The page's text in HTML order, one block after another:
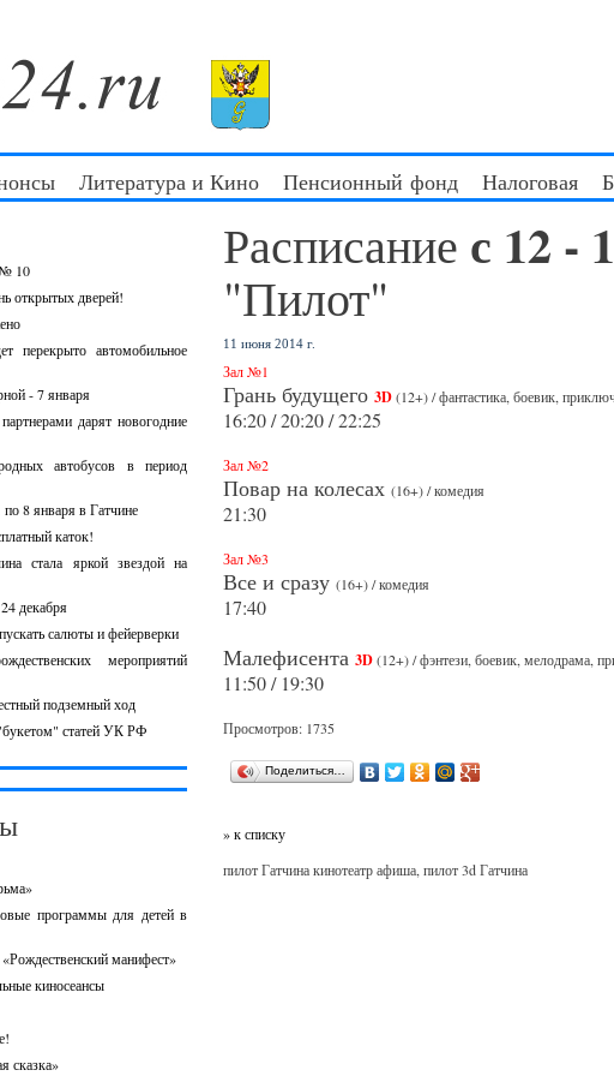
Литература и Кино Пенсионный фонд Налоговая
№ 10
открытых дверей!
перекрыто автомобильное
- 7 января
дарят новогодние
автобусов в период
8 января в Гатчине
каток!
стала яркой звездой на
декабря
салюты и фейерверки
мероприятий
подземный ход
статей УК РФ
программы для детей в
манифест»
киносеансы
сказка»
Расписание с 12 -
"Пилот"
11 июня 2014 г.
Зал №1
Грань будущего3D(12+) / фантастика, боевик,
16:20 / 20:20 / 22:25
Зал №2
Повар на колесах(16+) / комедия
21:30
Зал №3
Все и сразу(16+) / комедия
17:40
Малефисента3D(12+) / фэнтези, боевик, мелодрама,
11:50 / 19:30
Просмотров: 1735
Поделиться…
» к списку
пилот Гатчина кинотеатр афиша, пилот 3d Гатчина